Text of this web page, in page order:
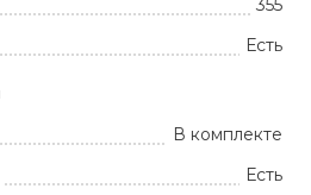
355
Есть
В комплекте
Есть